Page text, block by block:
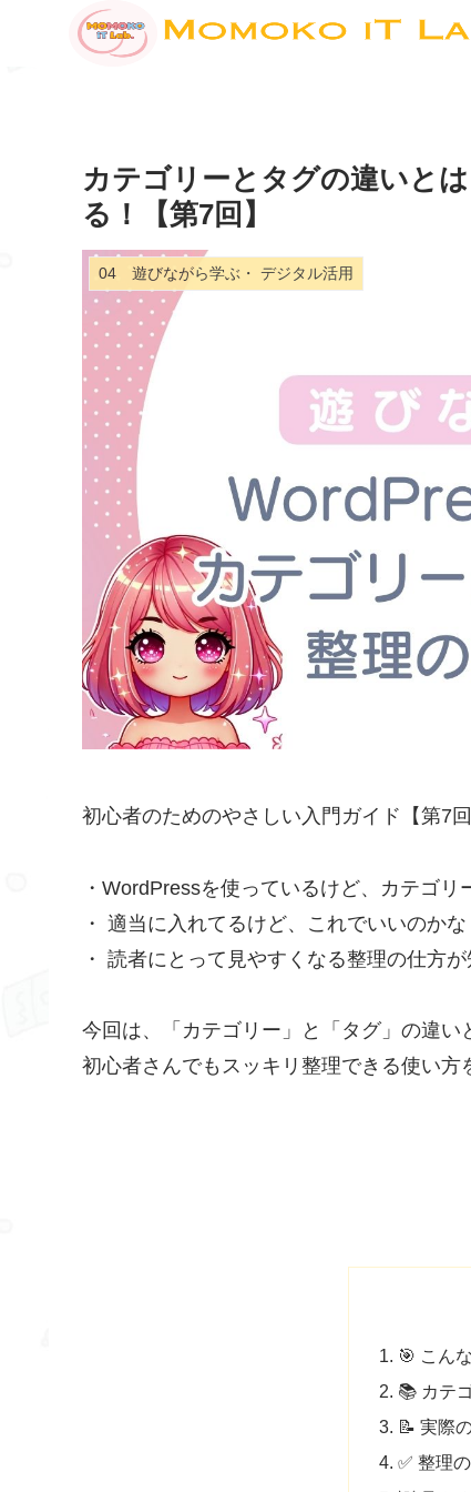
カテゴリーとタグの違いと
る！【第7回】
04 遊びながら学ぶ・ デジタル活用
初心者のためのやさしい入門ガイド【第7回
・WordPressを使っているけど、カテゴ
・ 適当に入れてるけど、これでいいのかな
・ 読者にとって見やすくなる整理の仕方が
今回は、「カテゴリー」と「タグ」の違い
初心者さんでもスッキリ整理できる使い方
🎯 こん
📚 カテ
📝 実際
✅ 整理